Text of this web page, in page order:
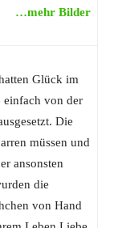
…mehr Bilder
Glück im
einfach von der
Die
müssen und
ansonsten
die
von Hand